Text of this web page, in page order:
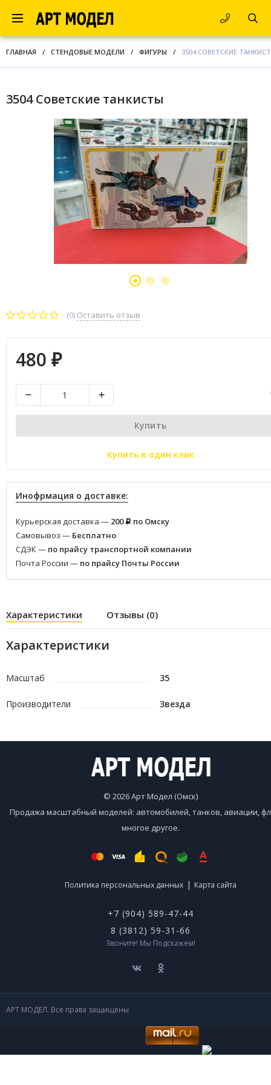
ГЛАВНАЯ / СТЕНДОВЫЕ МОДЕЛИ / ФИГУРЫ / 3504 СОВЕТСКИЕ
3504 Советские танкисты
(0) Оставить отзыв
480 ₽
Купить
Купить в один клик
Инофрмация о доставке:
Курьерская доставка — 200 Р по Омску
Самовывоз — Бесплатно
СДЭК — по прайсу транспортной компании
Почта России — по прайсу Почты России
Характеристики Отзывы (0)
Характеристики
Масштаб 35
Производители Звезда
© 2026 Арт Модел (Омск)
Продажа масштабный моделей: автомобилей, танков, авиации,
многое другое.
Политика персональных данных | Карта сайта
+7 (904) 589-47-44
8 (3812) 59-31-66
Звоните! Мы Подскажем!
АРТ МОДЕЛ. Все права защищены